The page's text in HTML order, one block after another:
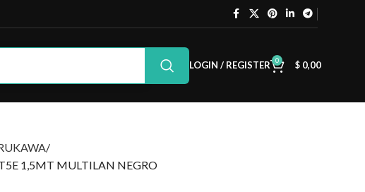
LOGIN / REGISTER 0 $0,00
1,5MT MULTILAN NEGRO